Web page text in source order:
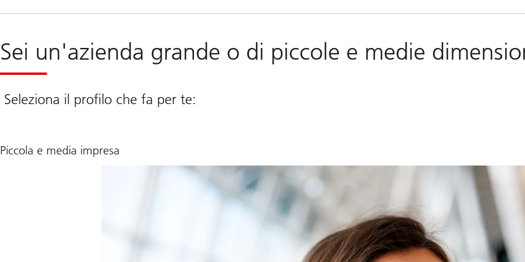
Sei un'azienda grande o di piccole e medie
Seleziona il profilo che fa per te:
Piccola e media impresa